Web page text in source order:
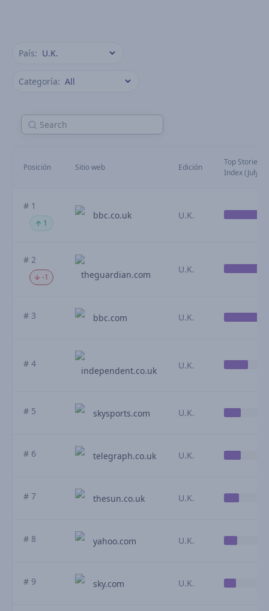
País:
Categoría:
Posición Sitio web Edición
Top Stories
Index (July)
# 1
1
bbc.co.uk U.K.
# 2
-1 theguardian.com U.K.
# 3 bbc.com U.K.
# 4
independent.co.uk U.K.
# 5 skysports.com U.K.
# 6 telegraph.co.uk U.K.
# 7 thesun.co.uk U.K.
# 8 yahoo.com U.K.
# 9 sky.com U.K.